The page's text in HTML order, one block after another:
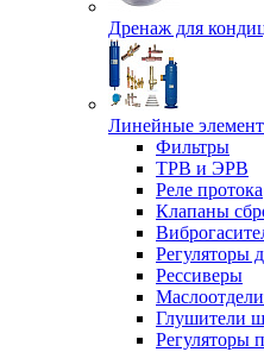
Дренаж для
Линейные
Фильтры
ТРВ и ЭРВ
Реле протока
Клапаны
Регуляторы
Рессиверы
Глушители
Регуляторы